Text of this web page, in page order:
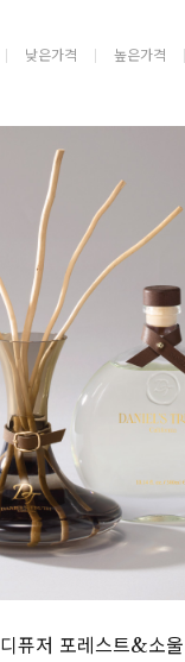
낮은가격 높은가격
디퓨저 포레스트&소울